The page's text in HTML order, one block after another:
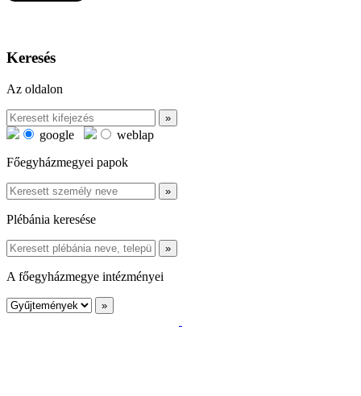
Keresés
Az oldalon
google
weblap
Főegyházmegyei papok
Plébánia keresése
A főegyházmegye intézményei